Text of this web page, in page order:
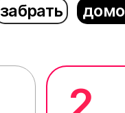
забрать